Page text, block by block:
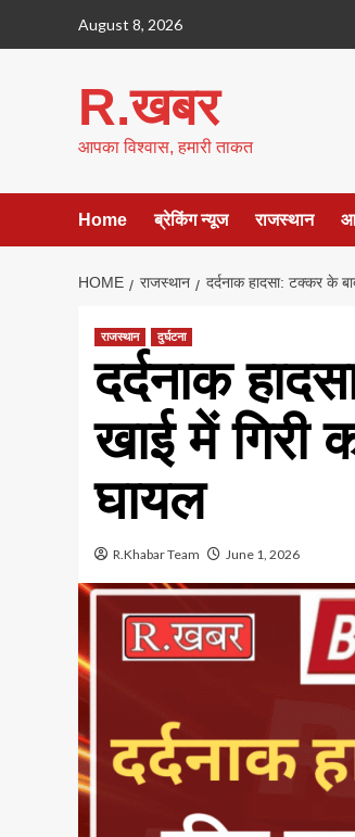
August 8, 2026
R.खबर
आपका विश्वास, हमारी ताकत
Home ब्रेकिंग न्यूज राजस्थान
HOME राजस्थान दर्दनाक हादसा: टक्कर के
राजस्थान दुर्घटना
दर्दनाक
खाई में गिरी
घायल
R.Khabar Team June 1, 2026